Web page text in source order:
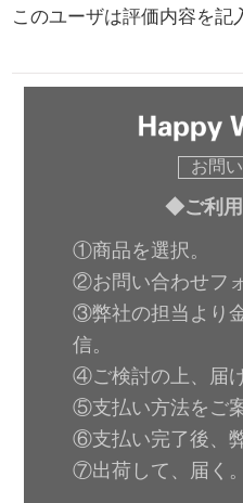
このユーザは評価内容を記
お問
◆ご利
①商品を選択。
②お問い合わせフ
③弊社の担当より
信。
④ご検討の上、届
⑤支払い方法をご案
⑥支払い完了後、
⑦出荷して、届く。